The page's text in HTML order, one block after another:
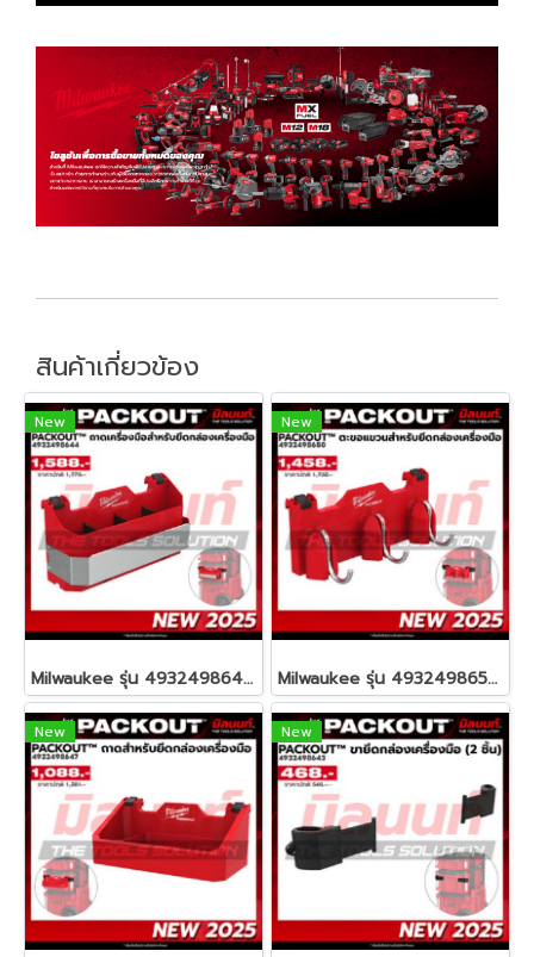
สินค้าเกี่ยวข้อง
New
Milwaukee รุ่น 4932498644 PACKOUT™ ถาดเครื่องมือช่างสำหรับยึดกล่องเครื่องมือ รหัส 4932498644
New
Milwaukee รุ่น 4932498650 PACKOUT™ ตะขอแขวนสำหรับยึดกล่องเครื่องมือ รหัส 4932498650
New New